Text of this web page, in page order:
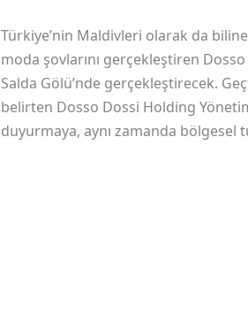
Türkiye’nin Maldivleri olarak da
moda şovlarını gerçekleştiren
Salda Gölü’nde gerçekleştirecek.
belirten Dosso Dossi Holding
duyurmaya, aynı zamanda